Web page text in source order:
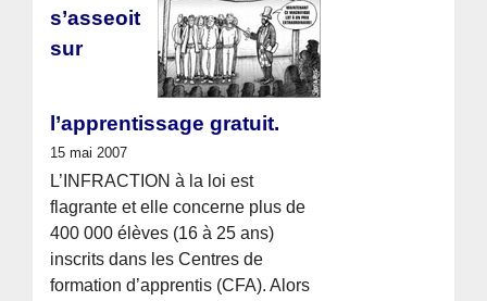
s’asseoit
sur
l’apprentissage gratuit.
15 mai 2007
L’INFRACTION à la loi est
flagrante et elle concerne plus de
400 000 élèves (16 à 25 ans)
inscrits dans les Centres de
formation d’apprentis (CFA). Alors